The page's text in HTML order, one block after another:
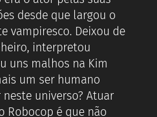
desde que largou o
vampiresco. Deixou de
interpretou
uns malhos na Kim
um ser humano
universo? Atuar
Robocop é que não